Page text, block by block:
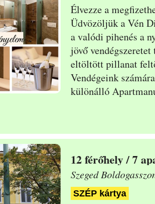
Élvezze a
Üdvözöljük a Vén
a valódi pihenés a
jövő vendégszeretet
eltöltött pillanat
Vendégeink
különálló
12 / 7
Szeged
SZÉP kártya